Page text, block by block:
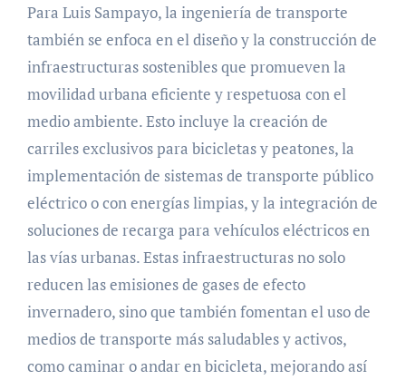
Para Luis Sampayo, la ingeniería de transporte
también se enfoca en el diseño y la construcción de
infraestructuras sostenibles que promueven la
movilidad urbana eficiente y respetuosa con el
medio ambiente. Esto incluye la creación de
carriles exclusivos para bicicletas y peatones, la
implementación de sistemas de transporte público
eléctrico o con energías limpias, y la integración de
soluciones de recarga para vehículos eléctricos en
las vías urbanas. Estas infraestructuras no solo
reducen las emisiones de gases de efecto
invernadero, sino que también fomentan el uso de
medios de transporte más saludables y activos,
como caminar o andar en bicicleta, mejorando así